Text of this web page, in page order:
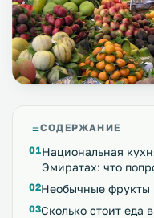
СОДЕРЖАНИЕ
Национальная
Эмиратах: что
Необычные фрукты
Сколько стоит еда